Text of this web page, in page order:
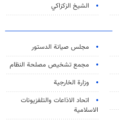
الشيخ الزكزاكي
مجلس صيانة الدستور
مجمع تشخيص مصلحة النظام
وزارة الخارجية
اتحاد الاذاعات والتلفزيونات
الاسلامية